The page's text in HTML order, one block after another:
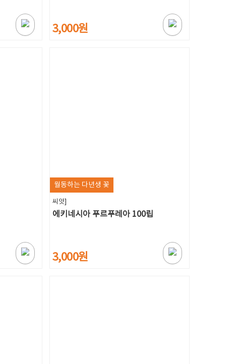
3,000원
월동하는 다년생 꽃
씨앗]
에키네시아 푸르푸레아 100립
3,000원